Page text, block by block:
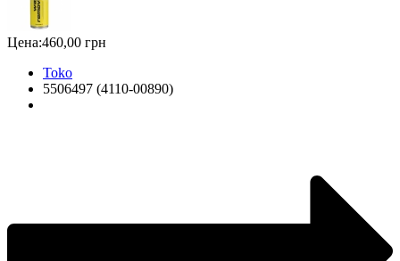
Цена:460,00 грн
Toko
5506497 (4110-00890)